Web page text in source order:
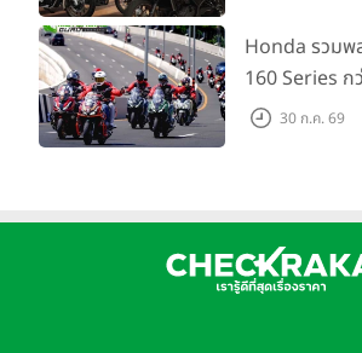
กัน 16 ส.ค. นี้
Honda รวมพ
160 Series ก
งาน “THE
30 ก.ค. 69